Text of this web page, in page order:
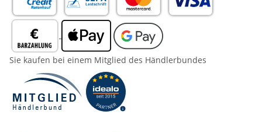
Sie kaufen bei einem Mitglied des Händlerbundes